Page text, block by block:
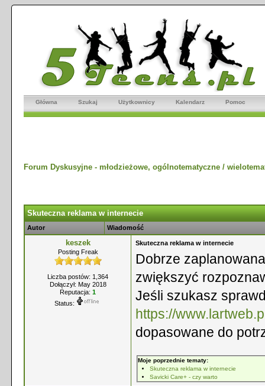
Główna Szukaj Użytkownicy Kalendarz Pomoc
Forum Dyskusyjne - młodzieżowe, ogólnotematyczne /
Skuteczna reklama w internecie
Autor Wiadomość
keszek
Posting Freak
Liczba postów: 1,364
Dołączył: May 2018
Reputacja: 1
Status:
Skuteczna reklama w internecie
Dobrze
zwiększyć
Jeśli szukasz
https://
dopasowane do
Moje poprzednie tematy:
Skuteczna reklama w internecie
Savicki Care+ - czy warto